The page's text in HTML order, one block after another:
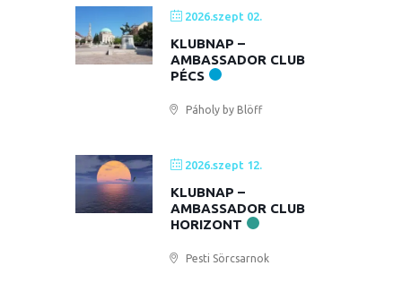
2026.szept 02.
KLUBNAP –
AMBASSADOR CLUB
PÉCS
Páholy by Blöff
2026.szept 12.
KLUBNAP –
AMBASSADOR CLUB
HORIZONT
Pesti Sörcsarnok